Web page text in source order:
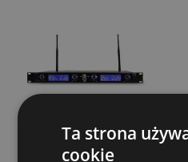
Ta strona
cookie